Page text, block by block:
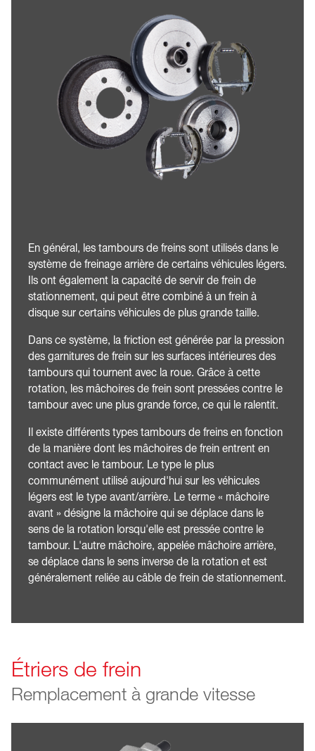
En général, les tambours de freins sont utilisés dans le
système de freinage arrière de certains véhicules légers.
Ils ont également la capacité de servir de frein de
stationnement, qui peut être combiné à un frein à
disque sur certains véhicules de plus grande taille.
Dans ce système, la friction est générée par la pression
des garnitures de frein sur les surfaces intérieures des
tambours qui tournent avec la roue. Grâce à cette
rotation, les mâchoires de frein sont pressées contre le
tambour avec une plus grande force, ce qui le ralentit.
Il existe différents types tambours de freins en fonction
de la manière dont les mâchoires de frein entrent en
contact avec le tambour. Le type le plus
communément utilisé aujourd'hui sur les véhicules
légers est le type avant/arrière. Le terme « mâchoire
avant » désigne la mâchoire qui se déplace dans le
sens de la rotation lorsqu'elle est pressée contre le
tambour. L'autre mâchoire, appelée mâchoire arrière,
se déplace dans le sens inverse de la rotation et est
généralement reliée au câble de frein de stationnement.
Étriers de frein
Remplacement à grande vitesse